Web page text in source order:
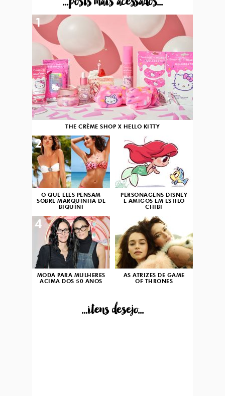
THE CRÈME SHOP X HELLO KITTY
1
O QUE ELES PENSAM
SOBRE MARQUINHA DE
BIQUÍNI
2
PERSONAGENS DISNEY
E AMIGOS EM ESTILO
CHIBI
3
MODA PARA MULHERES
ACIMA DOS 50 ANOS
4
AS ATRIZES DE GAME
OF THRONES
...itens desejo...